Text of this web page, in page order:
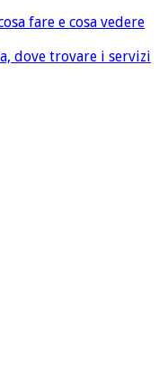
fare e cosa vedere
dove trovare i servizi